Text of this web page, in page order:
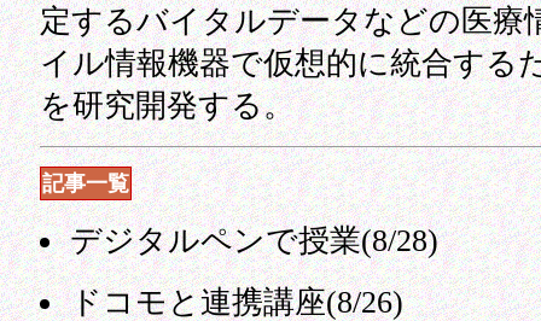
定するバイタルデータなどの医療
イル情報機器で仮想的に統合する
を研究開発する。
記事一覧
デジタルペンで授業(8/28)
ドコモと連携講座(8/26)